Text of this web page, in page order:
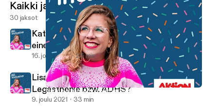
Niko, Natalie, Amrei, wie verläuft euer Weg ins Berufsleben?
All Inclusive
Kaikki jaksot
30 jaksot
Kathrin und Erik, wie gehe ich beruflich mit
einer Depression um?
16. joulu 2021 26 min
Lisa und Angelina, wie arbeitet ihr mit
Legasthenie bzw. ADHS?
9. joulu 2021 33 min